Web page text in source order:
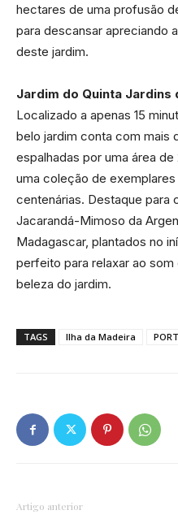
hectares de uma profusão
para descansar apreciando
deste jardim.
Jardim do Quinta Jardins
Localizado a apenas 15
belo jardim conta com mais
espalhadas por uma área
uma coleção de
centenárias. Destaque para
Jacarandá-Mimoso da
Madagascar, plantados no
perfeito para relaxar ao
beleza do jardim.
TAGS Ilha da Madeira
Artigo anterior